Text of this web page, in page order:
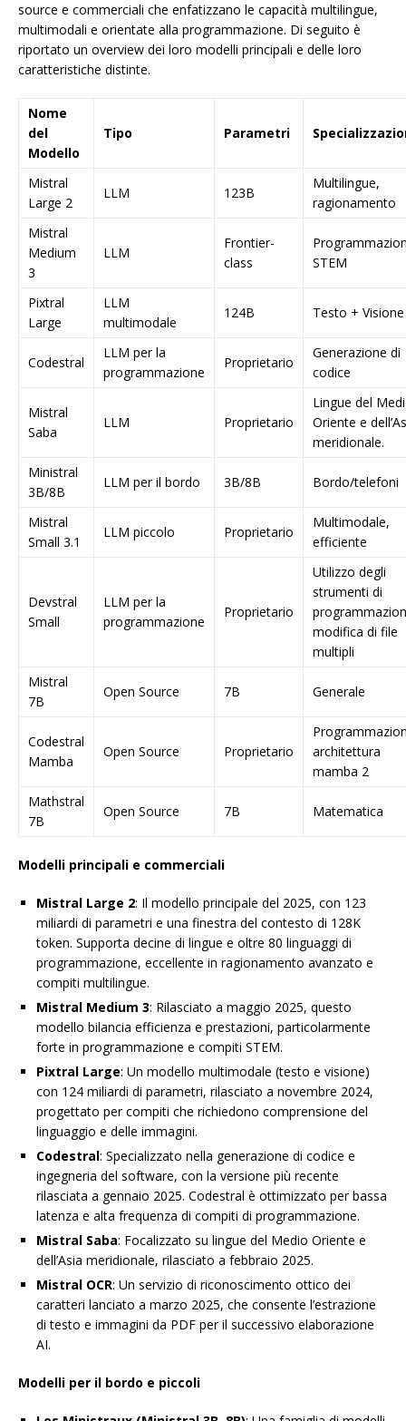
source e commerciali che enfatizzano le capacità multilingue,
multimodali e orientate alla programmazione. Di seguito è
riportato un overview dei loro modelli principali e delle loro
caratteristiche distinte.
Nome
del
Modello
Tipo Parametri
Mistral
Large 2
LLM 123B
Multilingue,
ragionamento
Mistral
Medium
3
LLM
Frontier-
class
STEM
Pixtral
Large
LLM
multimodale
124B Testo + Visione
Codestral
LLM per la
programmazione
Proprietario
Generazione di
codice
Mistral
Saba
LLM Proprietario
Lingue del
Oriente e
meridionale.
Ministral
3B/8B
LLM per il bordo 3B/8B Bordo/telefoni
Mistral
Small 3.1
LLM piccolo Proprietario
Multimodale,
efficiente
Devstral
Small
LLM per la
programmazione
Proprietario
Utilizzo degli
strumenti di
modifica di file
multipli
Mistral
7B
Open Source 7B Generale
Codestral
Mamba
Open Source Proprietario
architettura
mamba 2
Mathstral
7B
Open Source 7B Matematica
Modelli principali e commerciali
Mistral Large 2: Il modello principale del 2025, con 123
miliardi di parametri e una finestra del contesto di 128K
token. Supporta decine di lingue e oltre 80 linguaggi di
programmazione, eccellente in ragionamento avanzato e
compiti multilingue.
Mistral Medium 3: Rilasciato a maggio 2025, questo
modello bilancia efficienza e prestazioni, particolarmente
forte in programmazione e compiti STEM.
Pixtral Large: Un modello multimodale (testo e visione)
con 124 miliardi di parametri, rilasciato a novembre 2024,
progettato per compiti che richiedono comprensione del
linguaggio e delle immagini.
Codestral: Specializzato nella generazione di codice e
ingegneria del software, con la versione più recente
rilasciata a gennaio 2025. Codestral è ottimizzato per bassa
latenza e alta frequenza di compiti di programmazione.
Mistral Saba: Focalizzato su lingue del Medio Oriente e
dell’Asia meridionale, rilasciato a febbraio 2025.
Mistral OCR: Un servizio di riconoscimento ottico dei
caratteri lanciato a marzo 2025, che consente l’estrazione
di testo e immagini da PDF per il successivo elaborazione
AI.
Modelli per il bordo e piccoli